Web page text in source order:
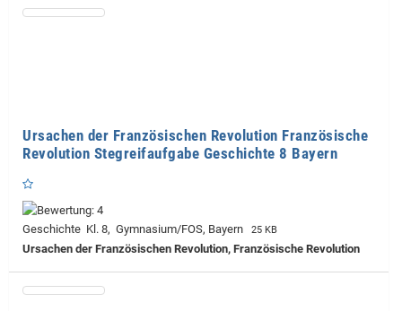
Ursachen der Französischen Revolution Französische
Revolution Stegreifaufgabe Geschichte 8 Bayern
Geschichte Kl. 8, Gymnasium/FOS, Bayern 25 KB
Ursachen der Französischen Revolution, Französische Revolution